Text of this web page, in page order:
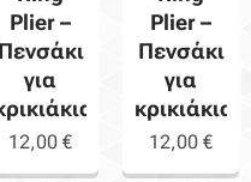
Plier –
Πενσάκι
για
12,00 €
Plier –
Πενσάκι
για
κρικιάκια
12,00 €